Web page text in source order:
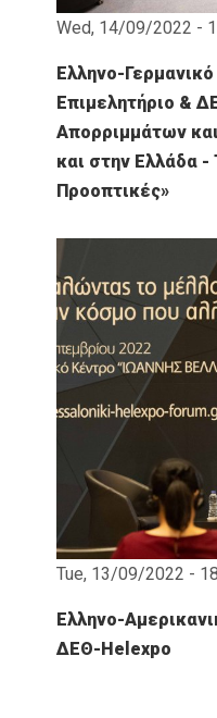
Wed, 14/09/2022 -
Ελληνο-
Επιμελητήριο &
Απορριμμάτων
και στην Ελλάδα -
Προοπτικές»
Tue, 13/09/2022 -
Ελληνο-
ΔΕΘ-Helexpo